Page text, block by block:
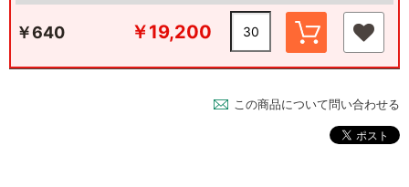
￥640 ￥19,200
この商品について問い合わせる